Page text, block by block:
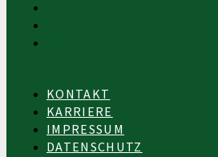
KONTAKT
KARRIERE
IMPRESSUM
DATENSCHUTZ